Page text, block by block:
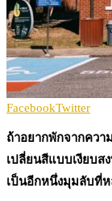
FacebookTwitter
ถ้าอยากพักจากควา
เปลี่ยนสีแบบเงียบส
เป็นอีกหนึ่งมุมลับที่